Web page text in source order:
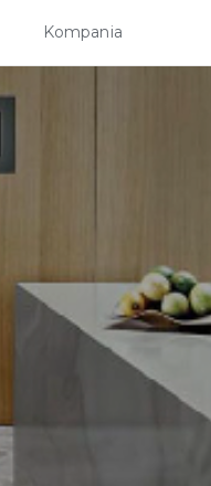
Kompania